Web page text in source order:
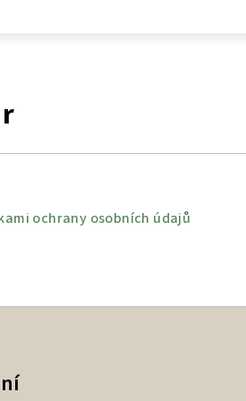
ochrany osobních údajů